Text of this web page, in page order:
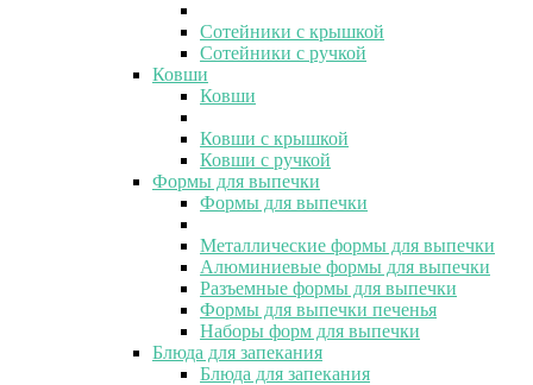
Сотейники с крышкой
Сотейники с ручкой
Ковши
Ковши
Ковши с крышкой
Ковши с ручкой
Формы для выпечки
Формы для выпечки
Металлические формы для выпечки
Алюминиевые формы для выпечки
Разъемные формы для выпечки
Формы для выпечки печенья
Наборы форм для выпечки
Блюда для запекания
Блюда для запекания